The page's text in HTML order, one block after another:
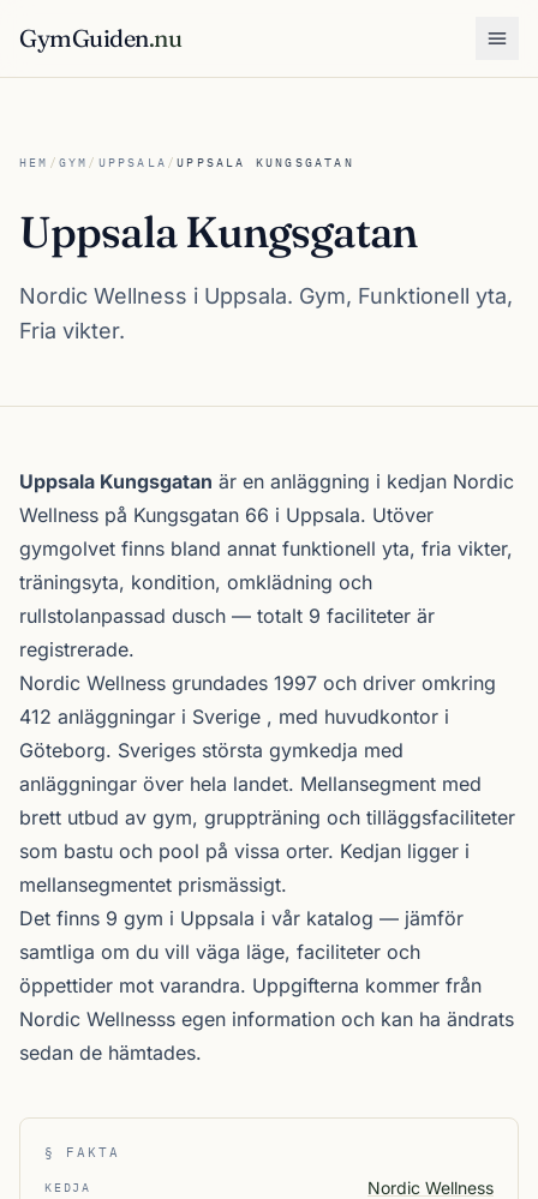
GymGuiden.nu
HEM / GYM / UPPSALA /UPPSALA KUNGSGATAN
Uppsala Kungsgatan
Nordic Wellness i Uppsala. Gym, Funktionell yta,
Fria vikter.
Om Uppsala Kungsgatan
Uppsala Kungsgatan är en anläggning i kedjan Nordic
Wellness på Kungsgatan 66 i Uppsala. Utöver
gymgolvet finns bland annat funktionell yta, fria vikter,
träningsyta, kondition, omklädning och
rullstolanpassad dusch — totalt 9 faciliteter är
registrerade.
Nordic Wellness grundades 1997 och driver omkring
412 anläggningar i Sverige , med huvudkontor i
Göteborg. Sveriges största gymkedja med
anläggningar över hela landet. Mellansegment med
brett utbud av gym, gruppträning och tilläggsfaciliteter
som bastu och pool på vissa orter. Kedjan ligger i
mellansegmentet prismässigt.
Det finns 9 gym i Uppsala i vår katalog — jämför
samtliga om du vill väga läge, faciliteter och
öppettider mot varandra. Uppgifterna kommer från
Nordic Wellnesss egen information och kan ha ändrats
sedan de hämtades.
§ FAKTA
KEDJA Nordic Wellness